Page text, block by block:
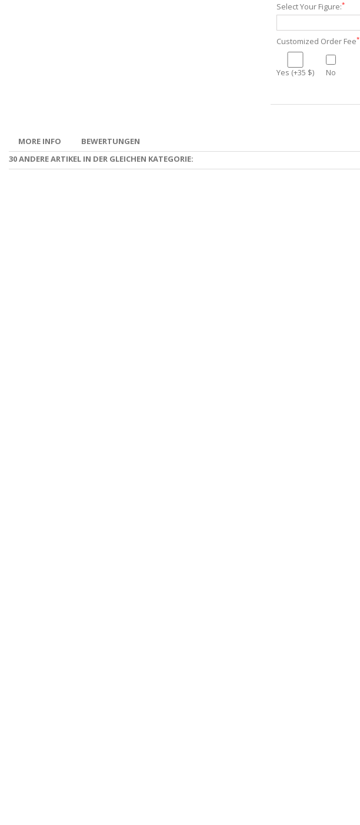
Select Your Figure:*
Customized Order Fee*
Yes (+35 $) No
MORE INFO
BEWERTUNGEN
30 ANDERE ARTIKEL IN DER GLEICHEN KATEGORIE: